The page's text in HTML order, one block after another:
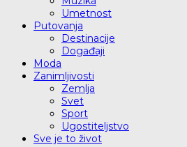
Umetnost
Putovanja
Destinacije
Događaji
Moda
Zanimljivosti
Zemlja
Svet
Sport
Ugostiteljstvo
Sve je to život